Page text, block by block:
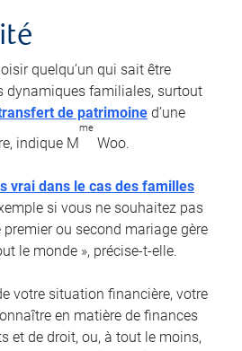
quelqu’un qui sait être
dynamiques familiales, surtout
de patrimoine d’une
indique M
me
Woo.
vrai dans le cas des familles
si vous ne souhaitez pas
premier ou second mariage gère
le monde », précise-t-elle.
votre situation financière, votre
en matière de finances
et de droit, ou, à tout le moins,